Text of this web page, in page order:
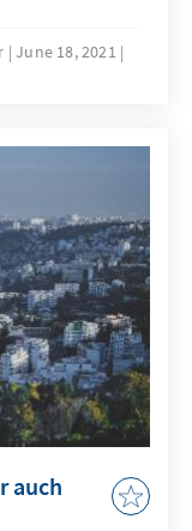
June 18, 2021
auch